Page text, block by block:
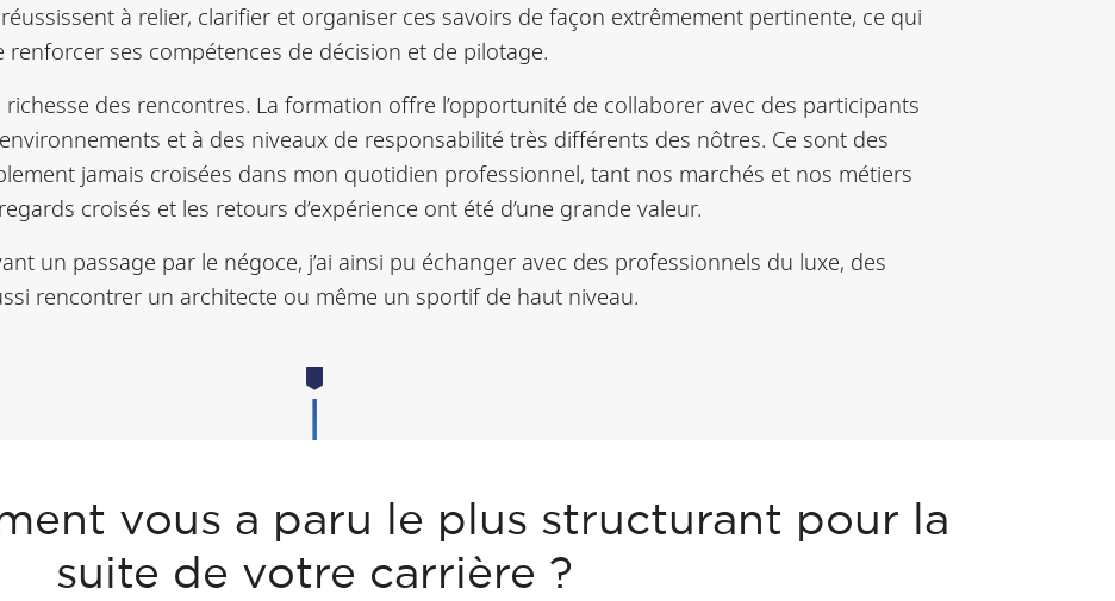
à relier, clarifier et organiser ces savoirs de façon extrêmement pertinente, ce qui
ses compétences de décision et de pilotage.
des rencontres. La formation offre l’opportunité de collaborer avec des participants
et à des niveaux de responsabilité très différents des nôtres. Ce sont des
jamais croisées dans mon quotidien professionnel, tant nos marchés et nos métiers
croisés et les retours d’expérience ont été d’une grande valeur.
un passage par le négoce, j’ai ainsi pu échanger avec des professionnels du luxe, des
rencontrer un architecte ou même un sportif de haut niveau.
vous a paru le plus structurant pour la
suite de votre carrière ?